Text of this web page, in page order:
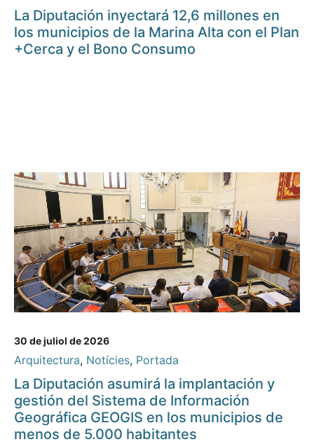
La Diputación inyectará 12,6 millones en
los municipios de la Marina Alta con el Plan
+Cerca y el Bono Consumo
30 de juliol de 2026
Arquitectura, Notícies, Portada
La Diputación asumirá la implantación y
gestión del Sistema de Información
Geográfica GEOGIS en los municipios de
menos de 5.000 habitantes